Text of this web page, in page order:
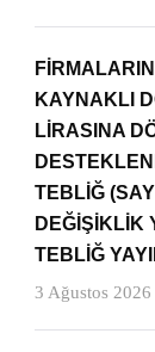
KAYNAKLI
LİRASINA
TEBLİĞ
DEĞİŞİKLİK
TEBLİĞ
3 Ağustos 2026